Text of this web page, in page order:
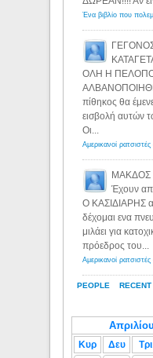
PEOPLE RECENT
ΟΛΗ Η
πίθηκος θα
εισβολή αυτών
Οι...
ΜΑΚΔΟΣ
Έχουν
Ο ΚΑΣΙΔΙΑΡΗΣ αν
δέχομαι ενα
μιλάει για
πρόεδρος του...
Κυρ Δευ Τρι